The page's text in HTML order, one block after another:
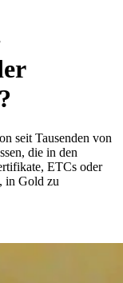
seit Tausenden von
die in den
ETCs oder
in Gold zu